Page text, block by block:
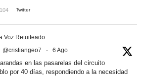
104 Twitter
Voz Retuiteado
@cristiangeo7 · 6 Ago
en las pasarelas del circuito
por 40 días, respondiendo a la necesidad